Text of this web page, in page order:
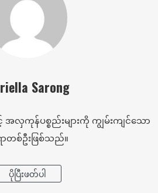
Sarong
လှကုန်ပစ္စည်းများကို ကျွမ်းကျင်သော
တစ်ဦးဖြစ်သည်။
ပိုပြီးဖတ်ပါ